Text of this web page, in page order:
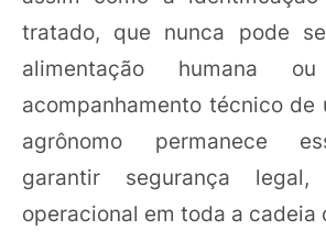
tratado, que nunca pode
alimentação humana
acompanhamento técnico de
agrônomo permanece
garantir segurança
operacional em toda a cadeia